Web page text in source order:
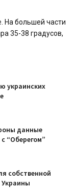
На большей части
35-38 градусов,
украинских
данные
“Оберегом”
собственной